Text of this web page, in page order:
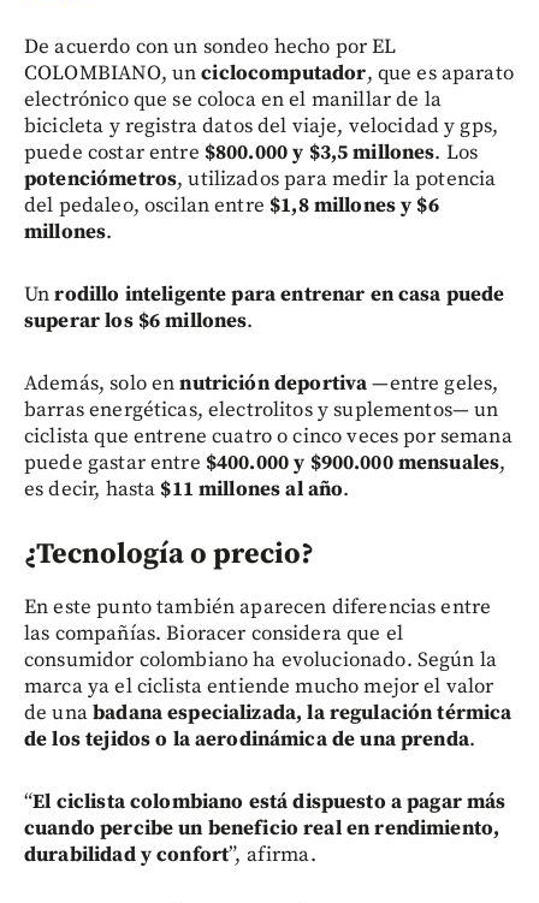
De acuerdo con un sondeo hecho por EL
COLOMBIANO, unciclocomputador, que es aparato
electrónico que se coloca en el manillar de la
bicicleta y registra datos del viaje, velocidad y gps,
puede costar entre $800.000 y $3,5 millones. Los
potenciómetros, utilizados para medir la potencia
del pedaleo, oscilan entre $1,8 millones y $6
millones.
Unrodillo inteligente para entrenar en casa puede
superar los $6 millones.
Además, solo ennutrición deportiva—entre geles,
barras energéticas, electrolitos y suplementos— un
ciclista que entrene cuatro o cinco veces por semana
puede gastar entre $400.000 y $900.000 mensuales,
es decir, hasta $11 millones al año.
¿Tecnología o precio?
En este punto también aparecen diferencias entre
las compañías. Bioracer considera que el
consumidor colombiano ha evolucionado. Según la
marca ya el ciclista entiende mucho mejor el valor
de unabadana especializada, la regulación térmica
de los tejidos o la aerodinámica de una prenda.
“El ciclista colombiano está dispuesto a pagar más
cuando percibe un beneficio real en rendimiento,
durabilidad y confort”, afirma.